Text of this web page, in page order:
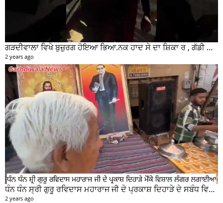
ਗੜਦੀਵਾਲਾ ਵਿਖੇ ਬੁਜ਼ੁਰਗ ਹੋਇਆ ਭਿਆ.ਨਕ ਹਾਦ ਸੇ ਦਾ ਸ਼ਿਕਾ ਰ , ਗੱਡੀ ਸਵਾਰ ਮੌਕੇ ਤੋ ਫਰਾਰ
2 years ago
ਧੰਨ ਧੰਨ ਸ੍ਰੀ ਗੁਰੂ ਰਵਿਦਾਸ ਮਹਾਰਾਜ ਜੀ ਦੇ ਪ੍ਰਕਾਸ਼ ਦਿਹਾੜੇ ਦੇ ਸਬੰਧ ਵਿਚ ਮੇਨ ਰੋੜ ਵਿਖੇ ਲਾਗਾਇਆ ਵਿਸ਼ਾਲ ਲੰਗਰ
2 years ago